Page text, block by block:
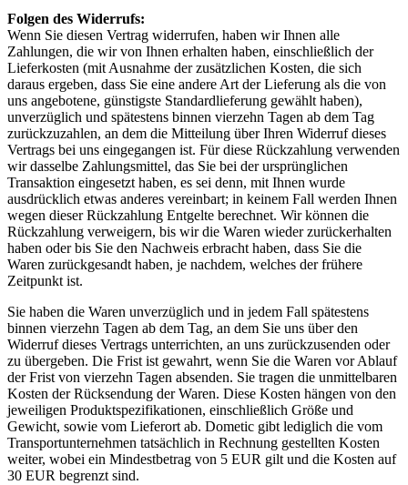
Folgen des Widerrufs:
Wenn Sie diesen Vertrag widerrufen, haben wir Ihnen alle
Zahlungen, die wir von Ihnen erhalten haben, einschließlich der
Lieferkosten (mit Ausnahme der zusätzlichen Kosten, die sich
daraus ergeben, dass Sie eine andere Art der Lieferung als die von
uns angebotene, günstigste Standardlieferung gewählt haben),
unverzüglich und spätestens binnen vierzehn Tagen ab dem Tag
zurückzuzahlen, an dem die Mitteilung über Ihren Widerruf dieses
Vertrags bei uns eingegangen ist. Für diese Rückzahlung verwenden
wir dasselbe Zahlungsmittel, das Sie bei der ursprünglichen
Transaktion eingesetzt haben, es sei denn, mit Ihnen wurde
ausdrücklich etwas anderes vereinbart; in keinem Fall werden Ihnen
wegen dieser Rückzahlung Entgelte berechnet. Wir können die
Rückzahlung verweigern, bis wir die Waren wieder zurückerhalten
haben oder bis Sie den Nachweis erbracht haben, dass Sie die
Waren zurückgesandt haben, je nachdem, welches der frühere
Zeitpunkt ist.
Sie haben die Waren unverzüglich und in jedem Fall spätestens
binnen vierzehn Tagen ab dem Tag, an dem Sie uns über den
Widerruf dieses Vertrags unterrichten, an uns zurückzusenden oder
zu übergeben. Die Frist ist gewahrt, wenn Sie die Waren vor Ablauf
der Frist von vierzehn Tagen absenden. Sie tragen die unmittelbaren
Kosten der Rücksendung der Waren. Diese Kosten hängen von den
jeweiligen Produktspezifikationen, einschließlich Größe und
Gewicht, sowie vom Lieferort ab. Dometic gibt lediglich die vom
Transportunternehmen tatsächlich in Rechnung gestellten Kosten
weiter, wobei ein Mindestbetrag von 5 EUR gilt und die Kosten auf
30 EUR begrenzt sind.